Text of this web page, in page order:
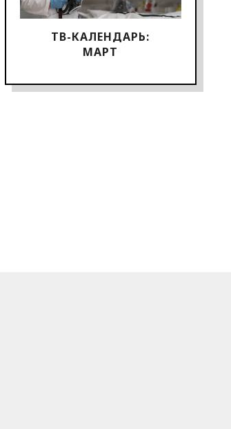
ТВ-КАЛЕНДАРЬ:
МАРТ